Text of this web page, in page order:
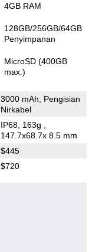
4GB RAM
128GB/256GB/64GB
Penyimpanan
MicroSD (400GB
max.)
3000 mAh, Pengisian
Nirkabel
IP68, 163g
147.7x68.7x 8.5 mm
$445
$720